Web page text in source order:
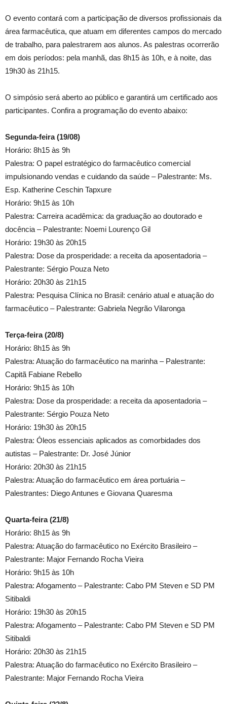
O evento contará com a participação de diversos profissionais da
área farmacêutica, que atuam em diferentes campos do mercado
de trabalho, para palestrarem aos alunos. As palestras ocorrerão
em dois períodos: pela manhã, das 8h15 às 10h, e à noite, das
19h30 às 21h15.
O simpósio será aberto ao público e garantirá um certificado aos
participantes. Confira a programação do evento abaixo:
Segunda-feira (19/08)
Horário: 8h15 às 9h
Palestra: O papel estratégico do farmacêutico comercial
impulsionando vendas e cuidando da saúde – Palestrante: Ms.
Esp. Katherine Ceschin Tapxure
Horário: 9h15 às 10h
Palestra: Carreira acadêmica: da graduação ao doutorado e
docência – Palestrante: Noemi Lourenço Gil
Horário: 19h30 às 20h15
Palestra: Dose da prosperidade: a receita da aposentadoria –
Palestrante: Sérgio Pouza Neto
Horário: 20h30 às 21h15
Palestra: Pesquisa Clínica no Brasil: cenário atual e atuação do
farmacêutico – Palestrante: Gabriela Negrão Vilaronga
Terça-feira (20/8)
Horário: 8h15 às 9h
Palestra: Atuação do farmacêutico na marinha – Palestrante:
Capitã Fabiane Rebello
Horário: 9h15 às 10h
Palestra: Dose da prosperidade: a receita da aposentadoria –
Palestrante: Sérgio Pouza Neto
Horário: 19h30 às 20h15
Palestra: Óleos essenciais aplicados as comorbidades dos
autistas – Palestrante: Dr. José Júnior
Horário: 20h30 às 21h15
Palestra: Atuação do farmacêutico em área portuária –
Palestrantes: Diego Antunes e Giovana Quaresma
Quarta-feira (21/8)
Horário: 8h15 às 9h
Palestra: Atuação do farmacêutico no Exército Brasileiro –
Palestrante: Major Fernando Rocha Vieira
Horário: 9h15 às 10h
Palestra: Afogamento – Palestrante: Cabo PM Steven e SD PM
Sitibaldi
Horário: 19h30 às 20h15
Palestra: Afogamento – Palestrante: Cabo PM Steven e SD PM
Sitibaldi
Horário: 20h30 às 21h15
Palestra: Atuação do farmacêutico no Exército Brasileiro –
Palestrante: Major Fernando Rocha Vieira